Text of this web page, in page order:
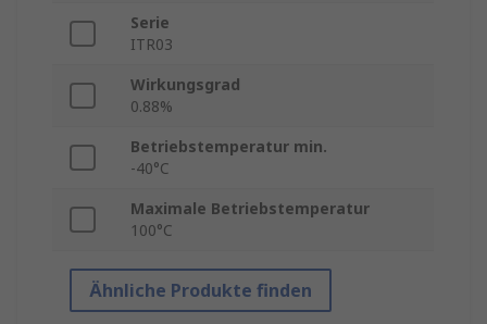
Serie
ITR03
Wirkungsgrad
0.88%
Betriebstemperatur min.
-40°C
Maximale Betriebstemperatur
100°C
Ähnliche Produkte finden